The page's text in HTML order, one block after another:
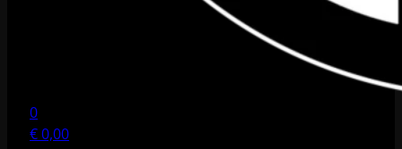
0
€0,00